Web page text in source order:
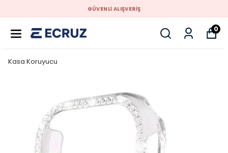
GÜVENLİ ALIŞVERİŞ
0
Kasa Koruyucu